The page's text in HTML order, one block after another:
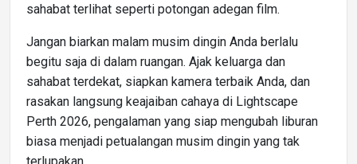
sahabat terlihat seperti potongan adegan film.
Jangan biarkan malam musim dingin Anda berlalu
begitu saja di dalam ruangan. Ajak keluarga dan
sahabat terdekat, siapkan kamera terbaik Anda, dan
rasakan langsung keajaiban cahaya di Lightscape
Perth 2026, pengalaman yang siap mengubah liburan
biasa menjadi petualangan musim dingin yang tak
terlupakan.